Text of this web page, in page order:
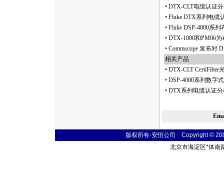
• DTX-CLT电缆认证
• Fluke DTX系列电缆
• Fluke DSP-4000系
• DTX-1800和PM06
• Commscope 发布对
相关产品
• DTX-CLT CertiFiber
• DSP-4000系列数字
• DTX系列电缆认证
版权所有·安恒公司 Copyright ©
北京市海淀区*体南